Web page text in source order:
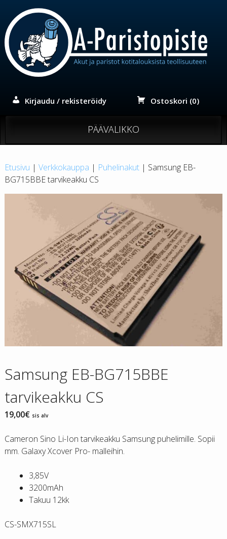
sisältöön
Kirjaudu / rekisteröidy Ostoskori (0)
PÄÄVALIKKO
Etusivu | Verkkokauppa | Puhelinakut| Samsung EB-
BG715BBE tarvikeakku CS
Samsung EB-BG715BBE
tarvikeakku CS
19,00€ sis alv
Cameron Sino Li-Ion tarvikeakku Samsung puhelimille. Sopii
mm. Galaxy Xcover Pro- malleihin.
3,85V
3200mAh
Takuu 12kk
CS-SMX715SL